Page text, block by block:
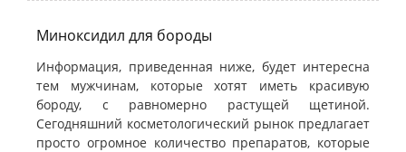
Миноксидил для бороды
Информация, приведенная ниже, будет интересна
тем мужчинам, которые хотят иметь красивую
бороду, с равномерно растущей щетиной.
Сегодняшний косметологический рынок предлагает
просто огромное количество препаратов, которые